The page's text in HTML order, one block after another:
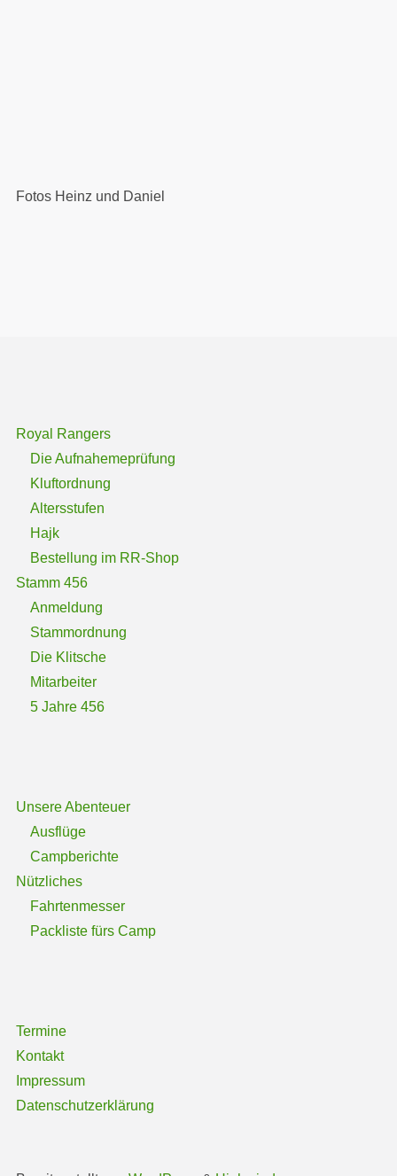
Fotos Heinz und Daniel
Royal Rangers
Die Aufnahemeprüfung
Kluftordnung
Altersstufen
Hajk
Bestellung im RR-Shop
Stamm 456
Anmeldung
Stammordnung
Die Klitsche
Mitarbeiter
5 Jahre 456
Unsere Abenteuer
Ausflüge
Campberichte
Nützliches
Fahrtenmesser
Packliste fürs Camp
Termine
Kontakt
Impressum
Datenschutzerklärung